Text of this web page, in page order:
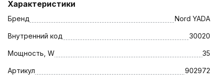
Характеристики
Бренд Nord YADA
Внутренний код 30020
Мощность, W 35
Артикул 902972